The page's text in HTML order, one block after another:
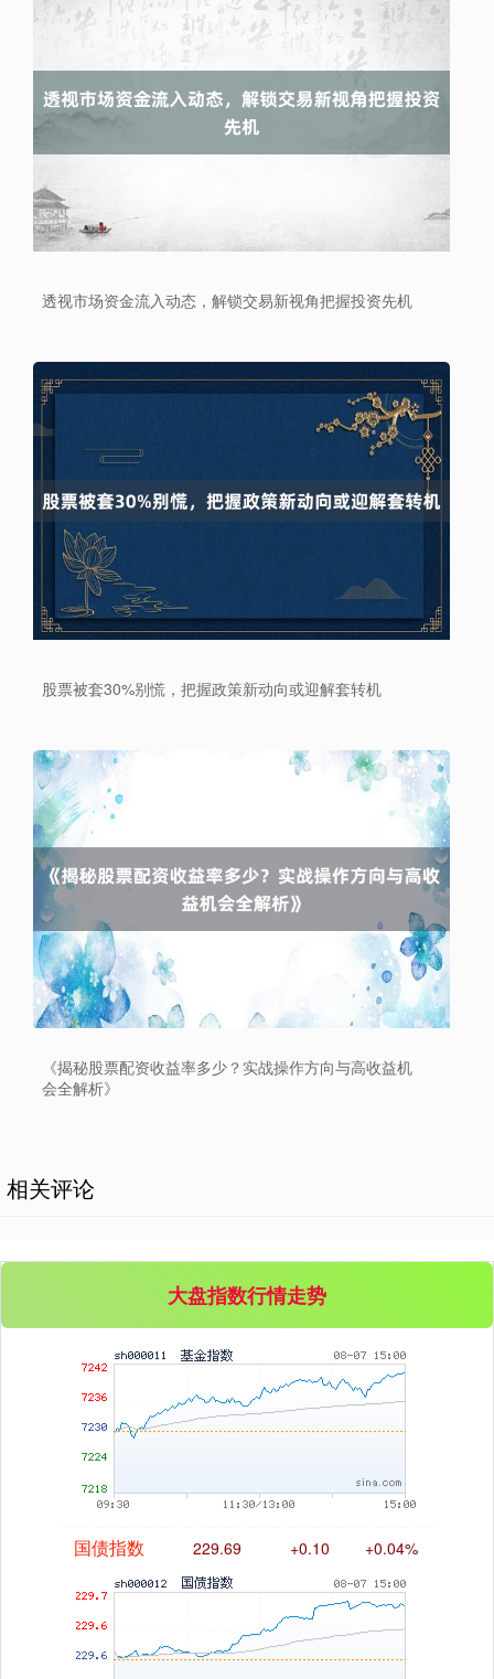
透视市场资金流入动态，解锁交易新视角把握投资先机
股票被套30%别慌，把握政策新动向或迎解套转机
《揭秘股票配资收益率多少？实战操作方向与高收益机
会全解析》
相关评论
大盘指数行情走势
上证综指
深证成指 +1.42%
沪深300 4694.44 +43.13 +0.93%
北证50 +1.01%
基金指数 +12.30 +0.17%
国债指数 +0.10 +0.04%